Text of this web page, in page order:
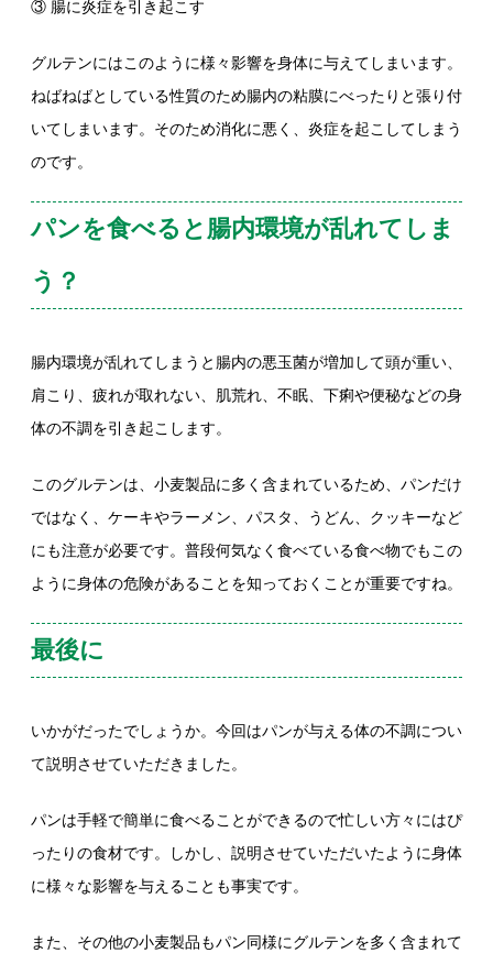
③ 腸に炎症を引き起こす
グルテンにはこのように様々影響を身体に与えてしまいます。
ねばねばとしている性質のため腸内の粘膜にべったりと張り付
いてしまいます。そのため消化に悪く、炎症を起こしてしまう
のです。
パンを食べると腸内環境が乱れてしま
う？
腸内環境が乱れてしまうと腸内の悪玉菌が増加して頭が重い、
肩こり、疲れが取れない、肌荒れ、不眠、下痢や便秘などの身
体の不調を引き起こします。
このグルテンは、小麦製品に多く含まれているため、パンだけ
ではなく、ケーキやラーメン、パスタ、うどん、クッキーなど
にも注意が必要です。普段何気なく食べている食べ物でもこの
ように身体の危険があることを知っておくことが重要ですね。
最後に
いかがだったでしょうか。今回はパンが与える体の不調につい
て説明させていただきました。
パンは手軽で簡単に食べることができるので忙しい方々にはぴ
ったりの食材です。しかし、説明させていただいたように身体
に様々な影響を与えることも事実です。
また、その他の小麦製品もパン同様にグルテンを多く含まれて